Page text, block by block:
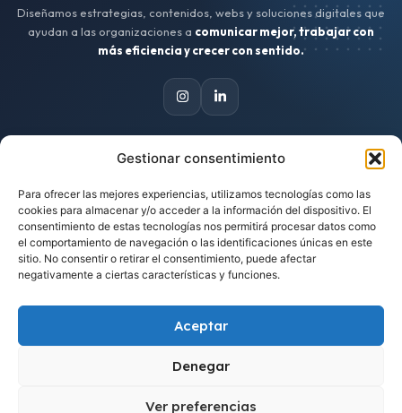
Gestionar consentimiento
Para ofrecer las mejores experiencias, utilizamos tecnologías como las
cookies para almacenar y/o acceder a la información del dispositivo. El
consentimiento de estas tecnologías nos permitirá procesar datos como
el comportamiento de navegación o las identificaciones únicas en este
sitio. No consentir o retirar el consentimiento, puede afectar
negativamente a ciertas características y funciones.
Aceptar
Denegar
Ver preferencias
Diseñamos estrategias, contenidos, webs y soluciones digitales que
ayudan a las organizaciones a comunicar mejor, trabajar con
más eficiencia y crecer con sentido.
CONTACTO
Escríbenos
hola@zinkindigital.es
Trabajamos desde Asturias
Proyectos para clientes de cualquier lugar.
Solicitar una propuesta